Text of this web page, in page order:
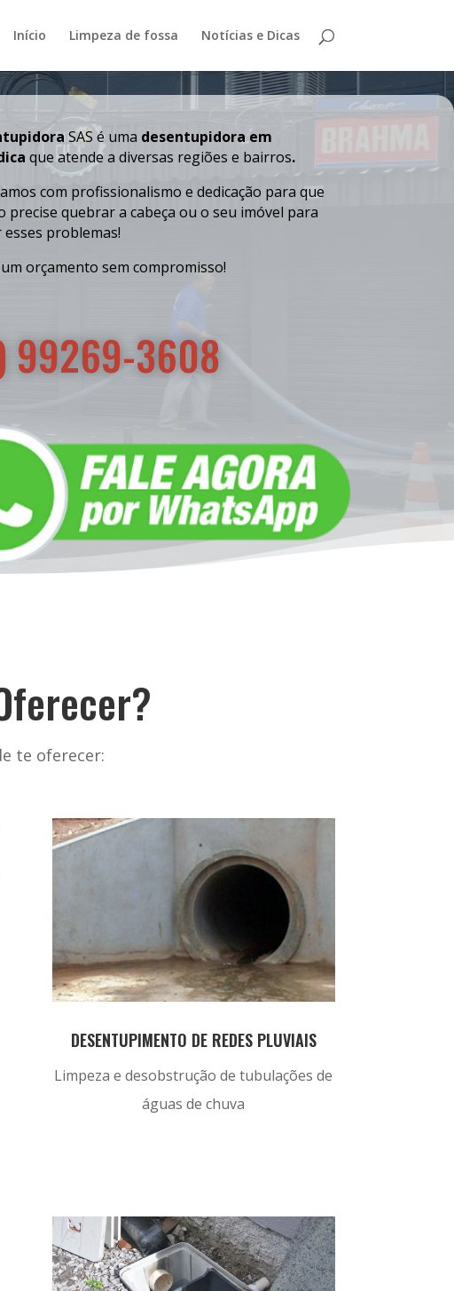
Início Limpeza de fossa Notícias e Dicas
SAS é uma desentupidora em
que atende a diversas regiões e bairros.
com profissionalismo e dedicação para que
precise quebrar a cabeça ou o seu imóvel para
problemas!
orçamento sem compromisso!
99269-3608
te oferecer:
DESENTUPIMENTO DE REDES PLUVIAIS
Limpeza e desobstrução de tubulações de
águas de chuva